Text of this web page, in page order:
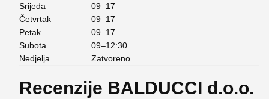
Srijeda
09–17
Četvrtak
09–17
Petak
09–17
Subota
09–12:30
Nedjelja
Zatvoreno
Recenzije BALDUCCI d.o.o.